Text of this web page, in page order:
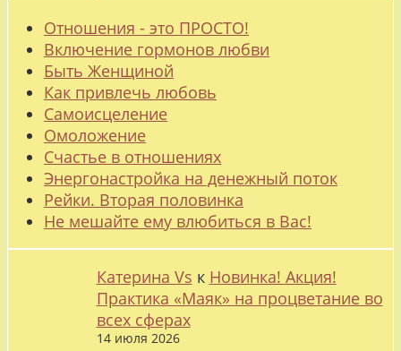
Отношения - это ПРОСТО!
Включение гормонов любви
Быть Женщиной
Как привлечь любовь
Самоисцеление
Омоложение
Счастье в отношениях
Энергонастройка на денежный поток
Рейки. Вторая половинка
Не мешайте ему влюбиться в Вас!
Катерина Vs к Новинка! Акция!
Практика «Маяк» на процветание во
всех сферах
14 июля 2026